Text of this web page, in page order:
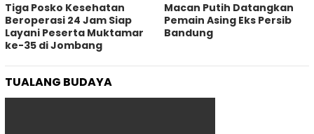
Tiga Posko Kesehatan
Beroperasi 24 Jam Siap
Layani Peserta Muktamar
ke-35 di Jombang
Macan Putih Datangkan
Pemain Asing Eks Persib
Bandung
TUALANG BUDAYA